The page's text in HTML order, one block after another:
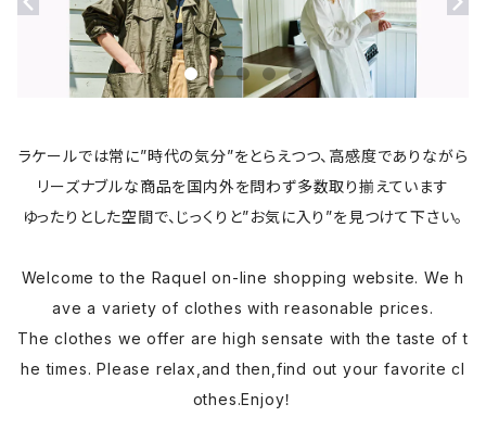
ラケールでは常に”時代の気分”をとらえつつ、高感度でありながら
リーズナブルな商品を国内外を問わず多数取り揃えています
ゆったりとした空間で、じっくりと”お気に入り”を見つけて下さい。
Welcome to the Raquel on-line shopping website. We h
ave a variety of clothes with reasonable prices.
The clothes we offer are high sensate with the taste of t
he times. Please relax,and then,find out your favorite cl
othes.Enjoy！